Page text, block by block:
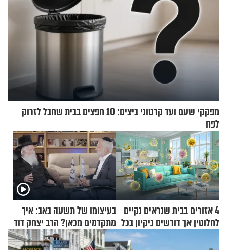
מפקקי שעם ועד קרטוני ביצים: 10 חפצים בבית שחבל לזרוק
לפח
4 אזורים בבית שנראים נקיים
לחלוטין אך דורשים ניקיון בכל
סוף שבוע
בעיצומו של תשעה באב: איך
מתקדמים מכאן? הרב יצחק דוד
גרוסמן בשיחה מיוחדת